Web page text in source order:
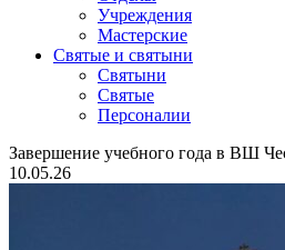
Учреждения
Мастерские
Святые и святыни
Cвятыни
Cвятые
Персоналии
Завершение учебного года в ВШ
10.05.26